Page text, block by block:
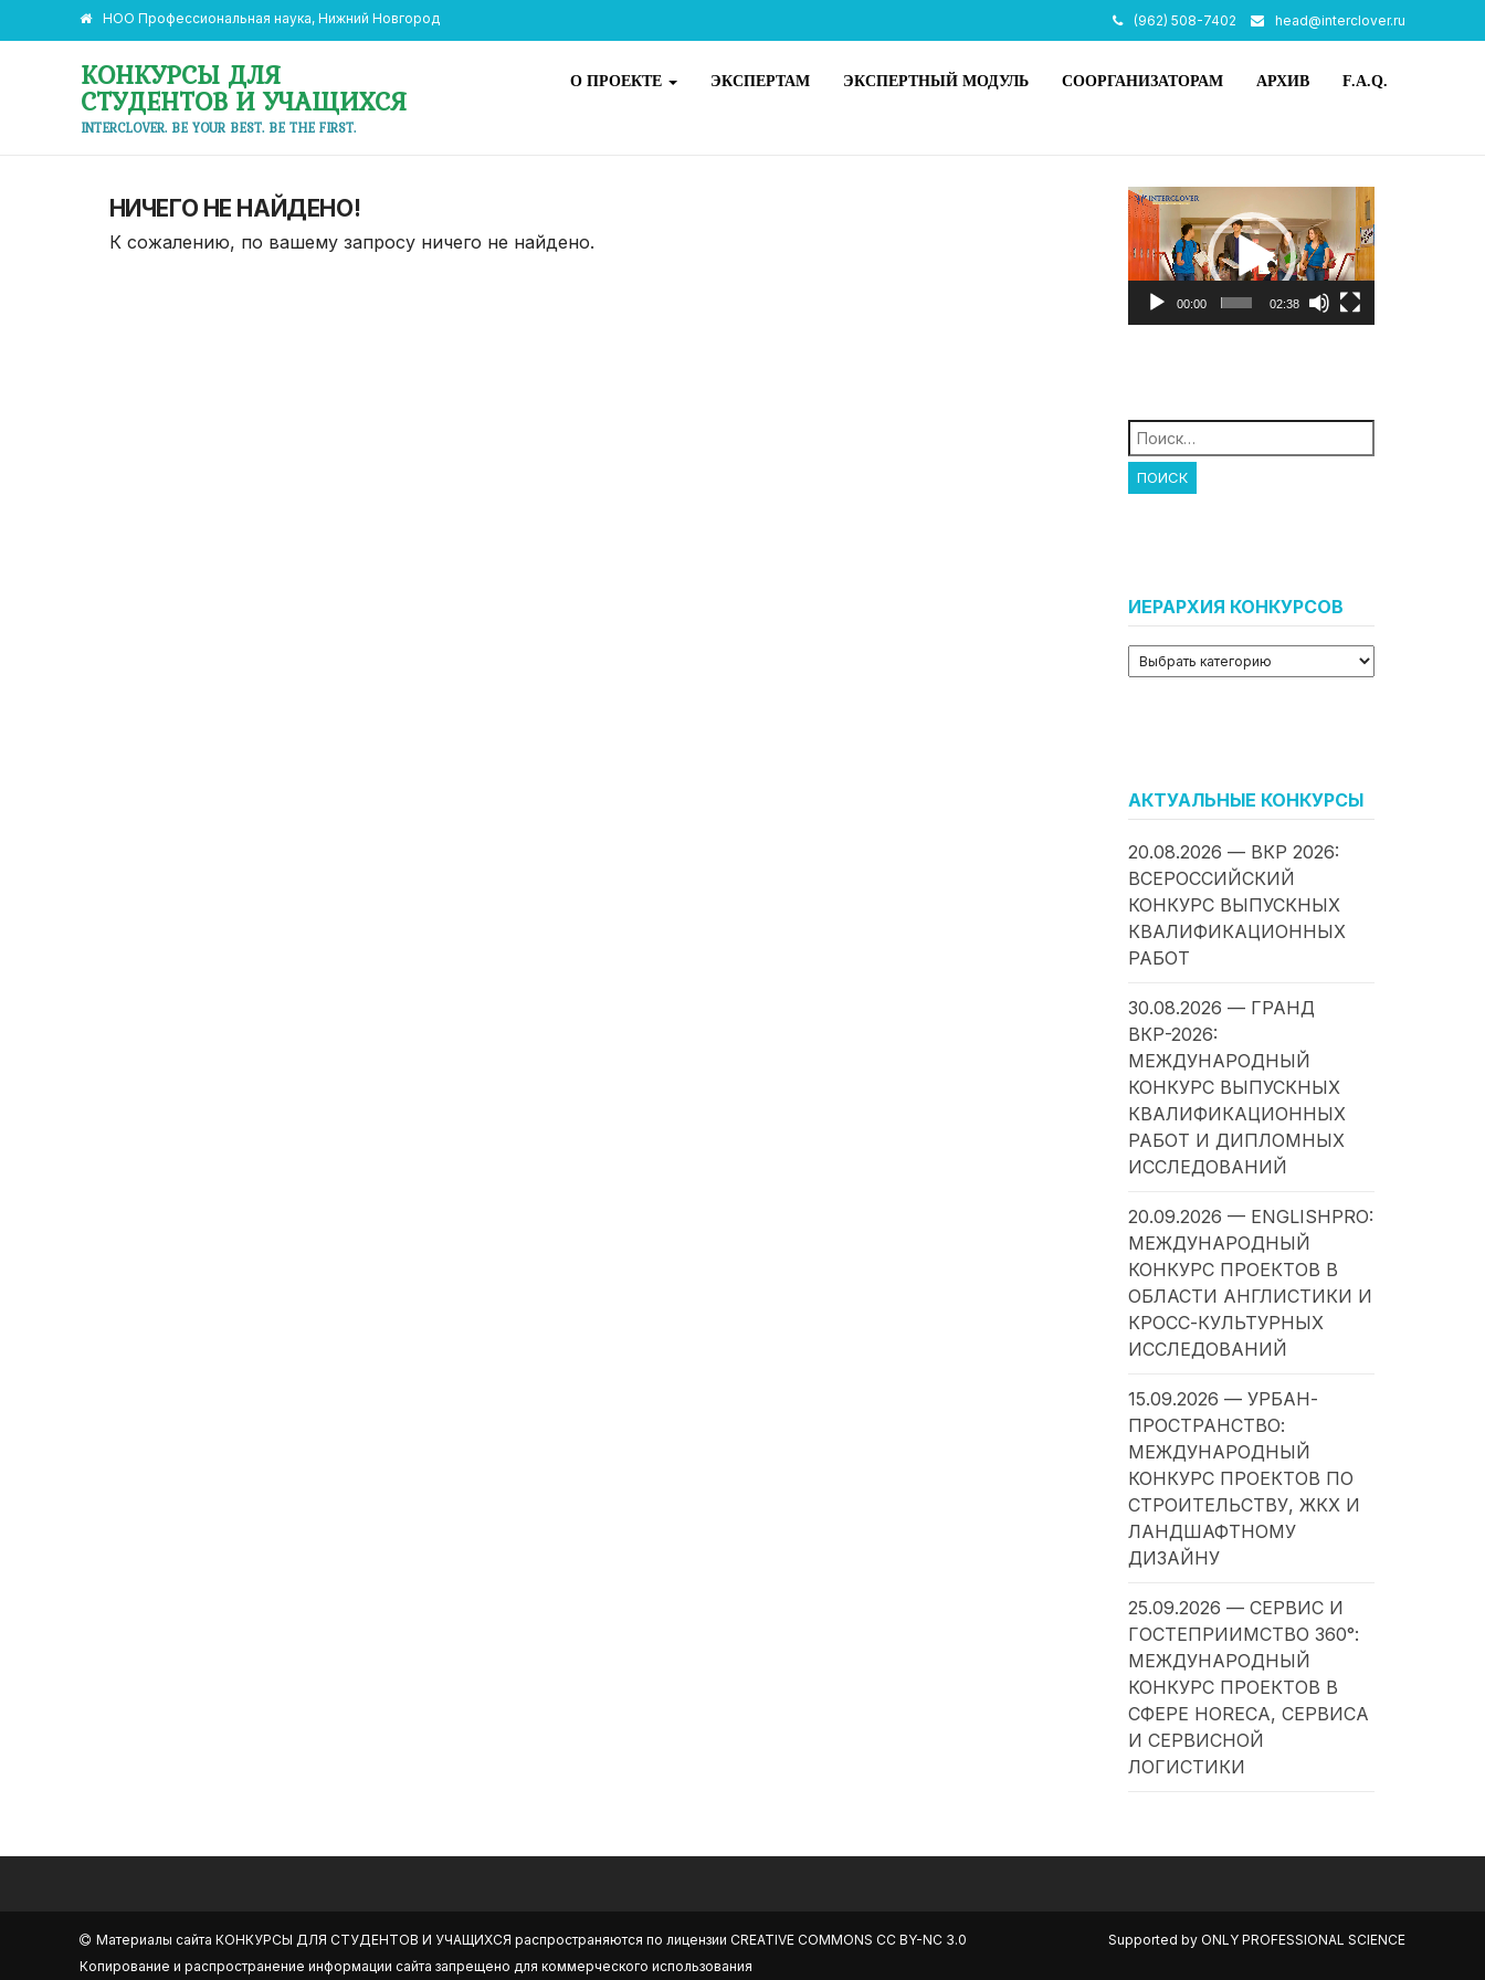
НОО Профессиональная наука, Нижний Новгород (962) 508-7402 head@interclover.ru
КОНКУРСЫ ДЛЯ
СТУДЕНТОВ И УЧАЩИХСЯ
INTERCLOVER. BE YOUR BEST. BE THE FIRST.
О ПРОЕКТЕ ЭКСПЕРТАМ ЭКСПЕРТНЫЙ МОДУЛЬ СООРГАНИЗАТОРАМ АРХИВ F.A.Q.
НИЧЕГО НЕ НАЙДЕНО!
К сожалению, по вашему запросу ничего не найдено.
Видеоплеер
00:00 02:38
Найти:
ИЕРАРХИЯ КОНКУРСОВ
АКТУАЛЬНЫЕ КОНКУРСЫ
20.08.2026 — ВКР 2026:
ВСЕРОССИЙСКИЙ
КОНКУРС ВЫПУСКНЫХ
КВАЛИФИКАЦИОННЫХ
РАБОТ
30.08.2026 — ГРАНД
ВКР-2026:
МЕЖДУНАРОДНЫЙ
КОНКУРС ВЫПУСКНЫХ
КВАЛИФИКАЦИОННЫХ
РАБОТ И ДИПЛОМНЫХ
ИССЛЕДОВАНИЙ
20.09.2026 — ENGLISHPRO:
МЕЖДУНАРОДНЫЙ
КОНКУРС ПРОЕКТОВ В
ОБЛАСТИ АНГЛИСТИКИ И
КРОСС-КУЛЬТУРНЫХ
ИССЛЕДОВАНИЙ
15.09.2026 — УРБАН-
ПРОСТРАНСТВО:
МЕЖДУНАРОДНЫЙ
КОНКУРС ПРОЕКТОВ ПО
СТРОИТЕЛЬСТВУ, ЖКХ И
ЛАНДШАФТНОМУ
ДИЗАЙНУ
25.09.2026 — СЕРВИС И
ГОСТЕПРИИМСТВО 360°:
МЕЖДУНАРОДНЫЙ
КОНКУРС ПРОЕКТОВ В
СФЕРЕ HORECA, СЕРВИСА
И СЕРВИСНОЙ
ЛОГИСТИКИ
Материалы сайта КОНКУРСЫ ДЛЯ СТУДЕНТОВ И УЧАЩИХСЯ распространяются по лицензии CREATIVE COMMONS CC BY-NC 3.0
Копирование и распространение информации сайта запрещено для коммерческого использования
Supported by ONLY PROFESSIONAL SCIENCE